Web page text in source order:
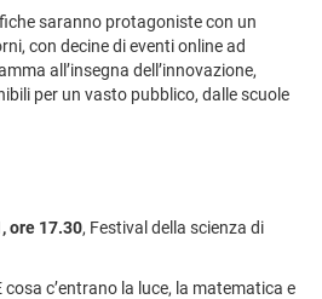
saranno protagoniste con un
con decine di eventi online ad
all’insegna dell’innovazione,
per un vasto pubblico, dalle scuole
ore 17.30, Festival della scienza di
c’entrano la luce, la matematica e